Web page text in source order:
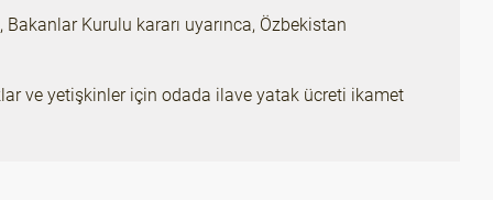
Kurulu kararı uyarınca, Özbekistan
ve yetişkinler için odada ilave yatak ücreti ikamet